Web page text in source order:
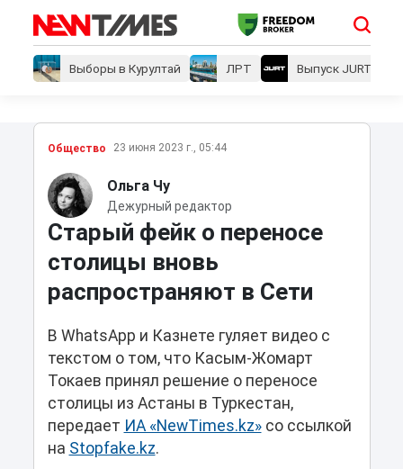
Выборы в Курултай ЛРТ Выпуск JURT
Общество 23 июня 2023 г., 05:44
Ольга Чу
Дежурный редактор
Старый фейк о переносе
столицы вновь
распространяют в Сети
В WhatsApp и Казнете гуляет видео с
текстом о том, что Касым-Жомарт
Токаев принял решение о переносе
столицы из Астаны в Туркестан,
передает ИА «NewTimes.kz»со ссылкой
на Stopfake.kz.